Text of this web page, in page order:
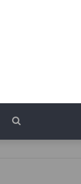
بحث